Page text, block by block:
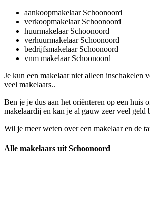
aankoopmakelaar Schoonoord
verkoopmakelaar Schoonoord
huurmakelaar Schoonoord
verhuurmakelaar Schoonoord
bedrijfsmakelaar Schoonoord
vnm makelaar Schoonoord
Je kun een makelaar niet alleen
veel makelaars..
Ben je je dus aan het oriënteren op een huis
makelaardij en kan je al gauw zeer veel geld
Wil je meer weten over een makelaar en de
Alle makelaars uit Schoonoord